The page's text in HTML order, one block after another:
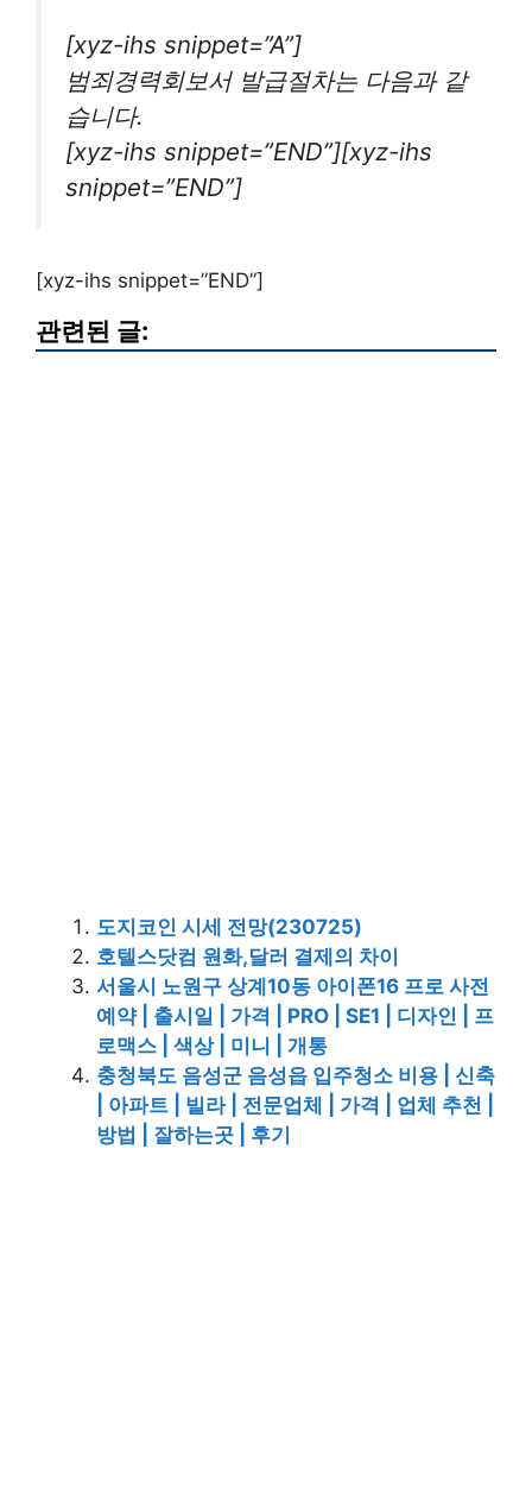
[xyz-ihs snippet=”A”]
범죄경력회보서 발급절차는 다음과 같
습니다.
[xyz-ihs snippet=”END”][xyz-ihs
snippet=”END”]
[xyz-ihs snippet=”END”]
관련된 글:
도지코인 시세 전망(230725)
호텔스닷컴 원화,달러 결제의 차이
서울시 노원구 상계10동 아이폰16 프로 사전
예약 | 출시일 | 가격 | PRO | SE1 | 디자인 | 프
로맥스 | 색상 | 미니 | 개통
충청북도 음성군 음성읍 입주청소 비용 | 신축
| 아파트 | 빌라 | 전문업체 | 가격 | 업체 추천 |
방법 | 잘하는곳 | 후기